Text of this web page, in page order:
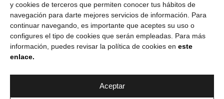
y cookies de terceros que permiten conocer tus hábitos de
navegación para darte mejores servicios de información. Para
continuar navegando, es importante que aceptes su uso o
configures el tipo de cookies que serán empleadas. Para más
información, puedes revisar la política de cookies en este
enlace.
Aceptar
Pólitica de privacidad